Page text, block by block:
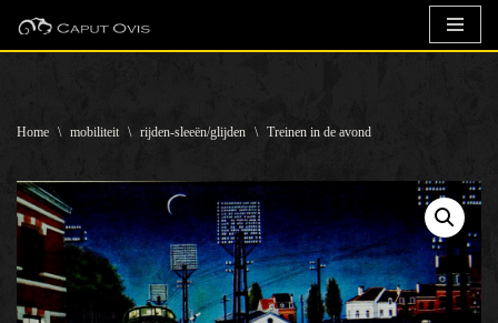
inhoud
Home \ mobiliteit \ rijden-sleeën/glijden \ Treinen in de avond